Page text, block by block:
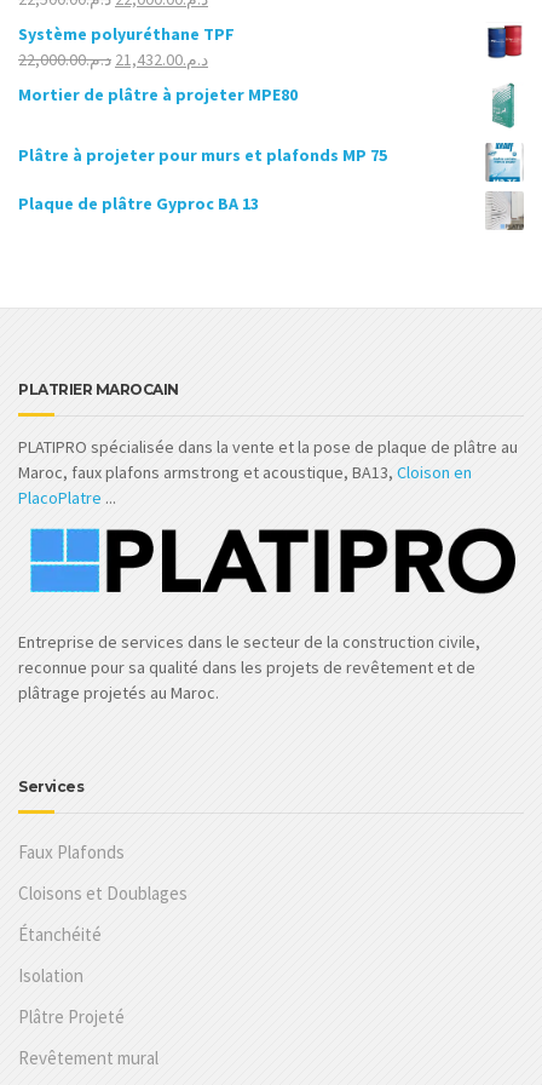
prix
initial
était :
د.م.22,500.00.
est :
Système polyuréthane TPF
د.م.22,000.00
Le
prix
د.م.22,000.00.
د.م.21,432.00
Le
prix
actuel
د.م.21,432.00.
Mortier de plâtre à projeter MPE80
Plâtre à projeter pour murs et plafonds MP 75
Plaque de plâtre Gyproc BA 13
PLATRIER MAROCAIN
PLATIPRO spécialisée dans la vente et la pose de plaque de plâtre au
Maroc, faux plafons armstrong et acoustique, BA13, Cloison en
PlacoPlatre ...
Entreprise de services dans le secteur de la construction civile,
reconnue pour sa qualité dans les projets de revêtement et de
plâtrage projetés au Maroc.
Services
Faux Plafonds
Cloisons et Doublages
Étanchéité
Isolation
Plâtre Projeté
Revêtement mural